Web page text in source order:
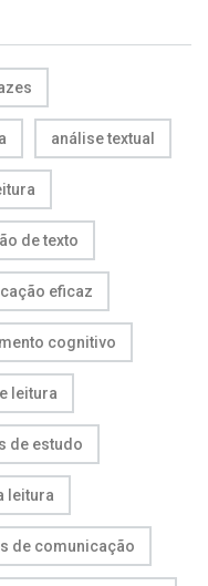
análise textual
de texto
eficaz
cognitivo
leitura
de estudo
leitura
de comunicação